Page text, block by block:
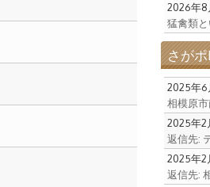
2026年8
猛禽類
さが
2025年6
相模原
2025年2
返信先:
2025年2
返信先: